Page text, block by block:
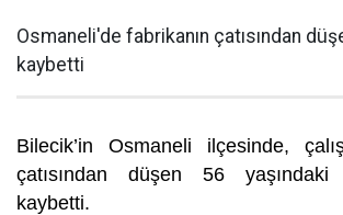
Osmaneli'de fabrikanın çatısından
kaybetti
Bilecik’in Osmaneli ilçesinde,
çatısından düşen 56 yaşındaki
kaybetti.